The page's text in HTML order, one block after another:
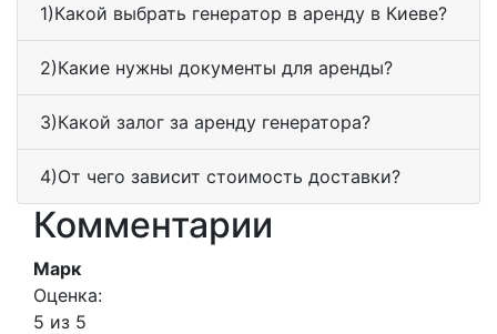
1)Какой выбрать генератор в аренду в Киеве?
2)Какие нужны документы для аренды?
3)Какой залог за аренду генератора?
4)От чего зависит стоимость доставки?
Комментарии
Марк
Оценка:
5 из 5